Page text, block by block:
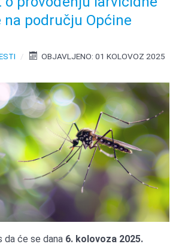
području Općine
OBJAVLJENO: 01 KOLOVOZ 2025
da će se dana 6. kolovoza 2025.